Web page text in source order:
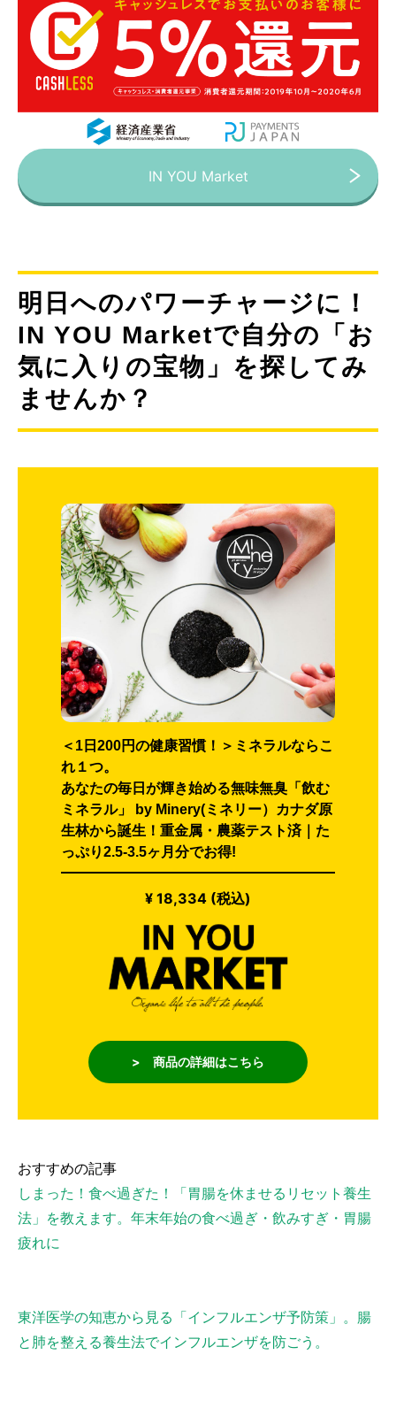
IN YOU Market
明日へのパワーチャージに！
IN YOU Marketで自分の「お
気に入りの宝物」を探してみ
ませんか？
＜1日200円の健康習慣！＞ミネラルならこ
れ１つ。
あなたの毎日が輝き始める無味無臭「飲む
ミネラル」 by Minery(ミネリー）カナダ原
生林から誕生！重金属・農薬テスト済｜た
っぷり2.5-3.5ヶ月分でお得!
¥ 18,334 (税込)
> 商品の詳細はこちら
おすすめの記事
しまった！食べ過ぎた！「胃腸を休ませるリセット養生
法」を教えます。年末年始の食べ過ぎ・飲みすぎ・胃腸
疲れに
東洋医学の知恵から見る「インフルエンザ予防策」。腸
と肺を整える養生法でインフルエンザを防ごう。